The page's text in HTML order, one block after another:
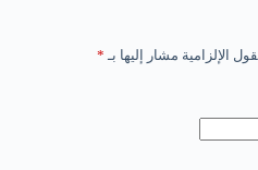
الإلزامية مشار إليها بـ *